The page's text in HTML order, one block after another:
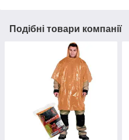
Подібні товари компанії